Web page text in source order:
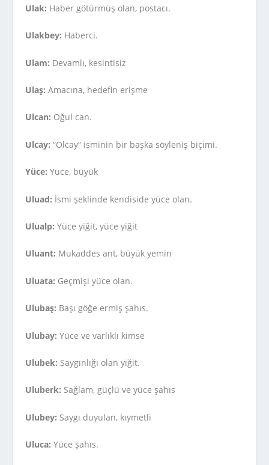
Ulak: Haber götürmüş olan, postacı.
Ulakbey: Haberci.
Ulam: Devamlı, kesintisiz
Ulaş: Amacına, hedefin erişme
Ulcan: Oğul can.
Ulcay: “Olcay” isminin bir başka söyleniş biçimi.
Yüce: Yüce, büyük
Uluad: İsmi şeklinde kendiside yüce olan.
Ulualp: Yüce yiğit, yüce yiğit
Uluant: Mukaddes ant, büyük yemin
Uluata: Geçmişi yüce olan.
Ulubaş: Başı göğe ermiş şahıs.
Ulubay: Yüce ve varlıklı kimse
Ulubek: Saygınlığı olan yiğit.
Uluberk: Sağlam, güçlü ve yüce şahıs
Ulubey: Saygı duyulan, kıymetli
Uluca: Yüce şahıs.